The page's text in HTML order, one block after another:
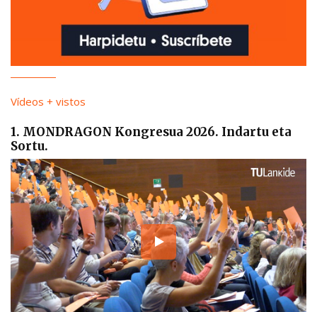
Vídeos + vistos
1. MONDRAGON Kongresua 2026. Indartu eta
Sortu.